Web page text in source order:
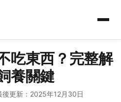
吃東西？完整解
養關鍵
後更新：2025年12月30日